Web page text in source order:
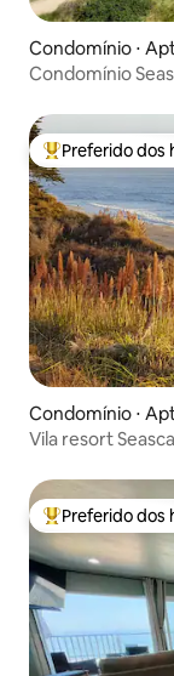
Condomínio ⋅
Condomínio
Entre os
Preferido dos
Condomínio ⋅
Vila resort
Entre os
Preferido dos